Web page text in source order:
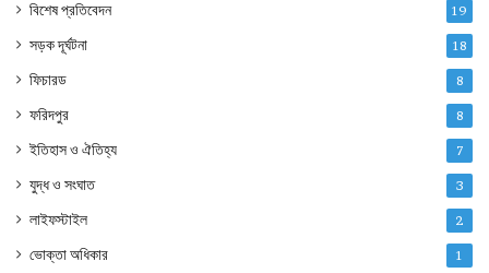
বিশেষ প্রতিবেদন 19
সড়ক দূর্ঘটনা 18
ফিচারড 8
ফরিদপুর 8
ইতিহাস ও ঐতিহ্য 7
যুদ্ধ ও সংঘাত 3
লাইফস্টাইল 2
ভোক্তা অধিকার 1